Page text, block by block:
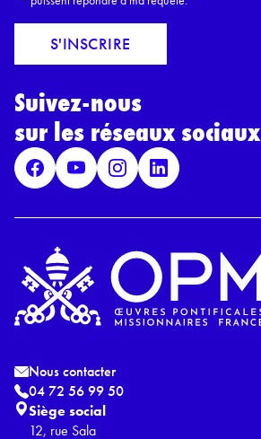
m
a
l
c
R
P
D
*
S'INSCRIRE
Suivez-nous
sur les réseaux sociaux
Nous contacter
04 72 56 99 50
Siège social
12, rue Sala